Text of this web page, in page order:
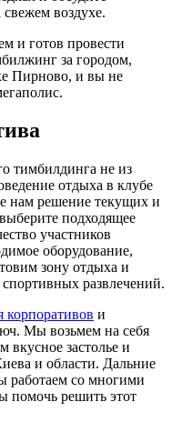
воздухе.
и готов провести
за городом,
Пирново, и вы не
тимбилдинга не из
отдыха в клубе
нам решение текущих и
подходящее
участников
оборудование,
зону отдыха и
развлечений.
корпоративов и
Мы возьмем на себя
вкусное застолье и
и области. Дальние
работаем со многими
помочь решить этот